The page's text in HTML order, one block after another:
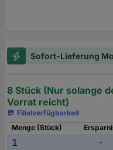
Sofort-Lieferung
8 Stück (Nur solange
Vorrat reicht)
Filialverfügbarkeit
Menge (Stück)
1 -